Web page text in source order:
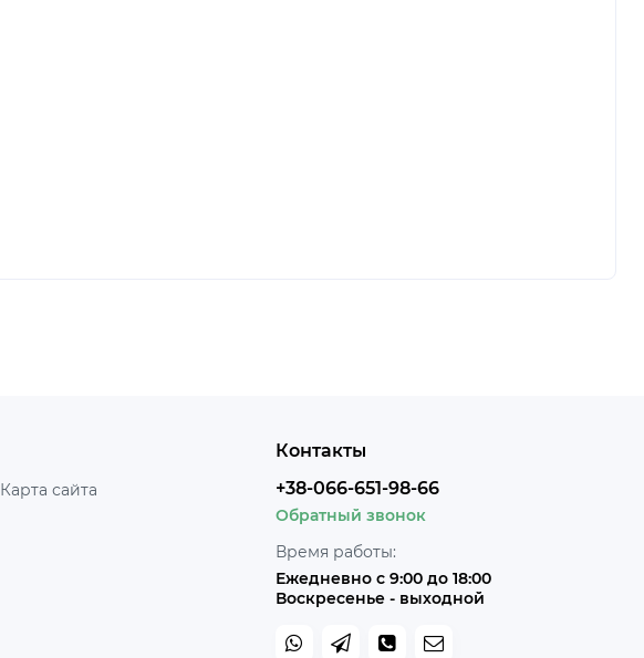
Карта сайта
Контакты
+38-066-651-98-66
Обратный звонок
Время работы:
Ежедневно с 9:00 до 18:00
Воскресенье - выходной